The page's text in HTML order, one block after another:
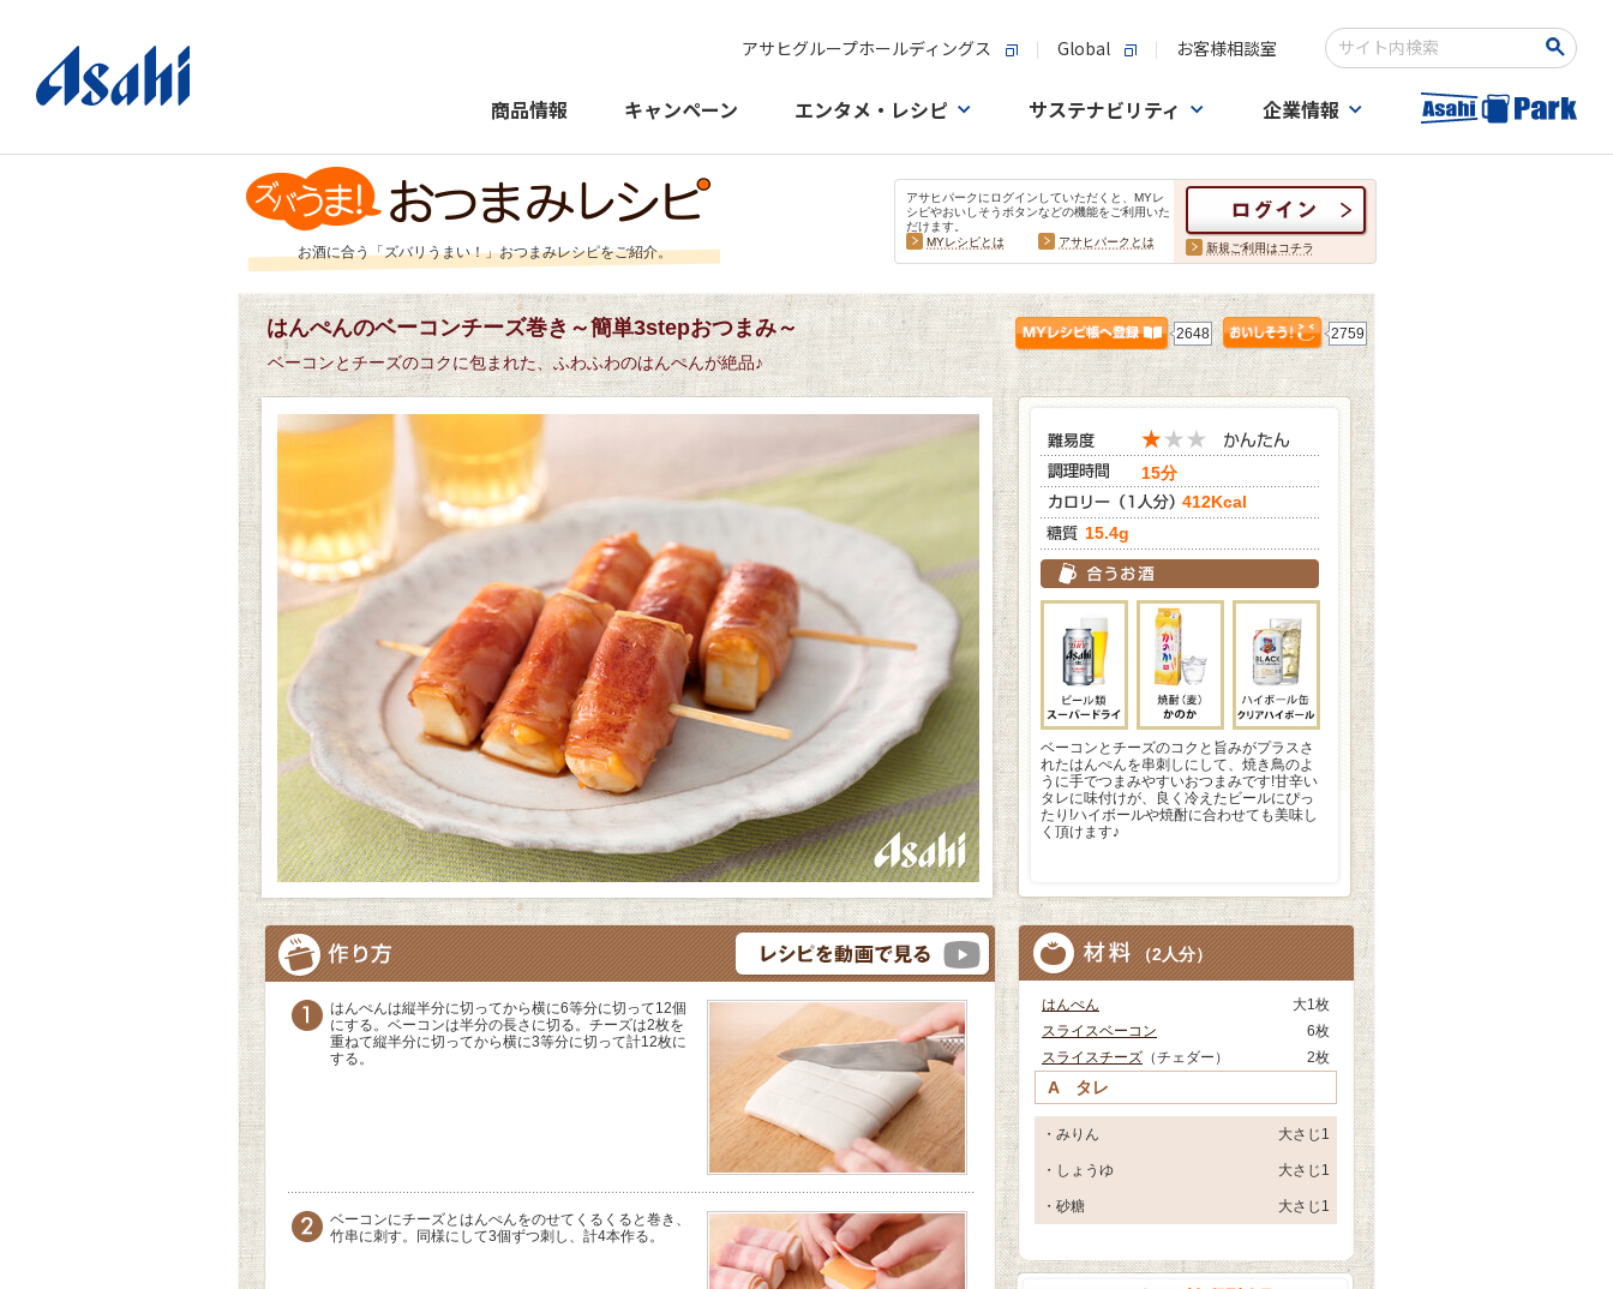
アサヒグループホールディングス Global お客様相談室
検索キーワード入力
商品情報 キャンペーン エンタメ・レシピ サステナビリティ 企業情報
お酒に合う「ズバリうまい！」おつまみレシピをご紹介。
アサヒパークにログインしていただくと、MYレ
シピやおいしそうボタンなどの機能をご利用いた
だけます。
MYレシピとは
アサヒパークとは 新規ご利用はコチラ
はんぺんのベーコンチーズ巻き～簡単3stepおつまみ～ 2648 2759
ベーコンとチーズのコクに包まれた、ふわふわのはんぺんが絶品♪
15分
412Kcal
15.4g
ベーコンとチーズのコクと旨みがプラスさ
れたはんぺんを串刺しにして、焼き鳥のよ
うに手でつまみやすいおつまみです!甘辛い
タレに味付けが、良く冷えたビールにぴっ
たり!ハイボールや焼酎に合わせても美味し
く頂けます♪
はんぺんは縦半分に切ってから横に6等分に切って12個
にする。ベーコンは半分の長さに切る。チーズは2枚を
重ねて縦半分に切ってから横に3等分に切って計12枚に
する。
ベーコンにチーズとはんぺんをのせてくるくると巻き、
竹串に刺す。同様にして3個ずつ刺し、計4本作る。
（2人分）
はんぺん
大1枚
スライスベーコン
6枚
スライスチーズ （チェダー） 2枚
A タレ
・みりん 大さじ1
・しょうゆ 大さじ1
・砂糖 大さじ1